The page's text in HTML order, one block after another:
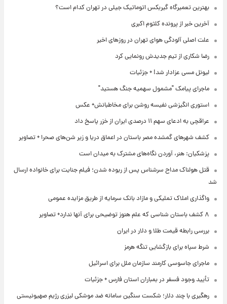
بهترین تعمیرگاه گیربکس اتوماتیک جیلی در تهران کدام است؟
آخرین خبر از پرونده کلثوم اکبری
علت اصلی آلودگی هوای تهران در روزهای اخیر
رضا شکاری از تیم جدیدش رونمایی کرد
لیونل مسی عزادار شد! + جزئیات
ماجرای پیامک "مشمول سهمیه جنگ هستید"
استوری انگیزشی نفیسه روشن برای مخاطبانش+ عکس
عراقچی به ادعای سهم ۱۱ درصدی ایران از خزر پاسخ داد
کشف شهرهای گمشده مصر باستان در اعماق دریا و زیر شن‌های صحرا + تصاویر
پزشکیان: هنر، آوردن نگاه‌های مشترک به میدان است
قتل هولناک مداح سرشناس پس از ربوده شدن؛ فیلم جنایت برای خانواده ارسال
شد
واگذاری املاک تملیکی و مازاد بانک سرمایه از طریق مزایده عمومی
۸ کشف باستان شناسی که علم هنوز توضیحی برای آنها ندارد+ تصاویر
بررسی رابطه قیمت طلا و دلار در ایران
شرط سپاه برای بازگشایی تنگه هرمز
ماجرای جاسوسی کارمند سازمان ملل برای اسرائیل
تأیید وجود فسفر در بمباران استان فارس + جزئیات
رهگیری با چند دلار؛ شکست سنگین سامانه ضد موشکی لیزری رژیم صهیونیستی